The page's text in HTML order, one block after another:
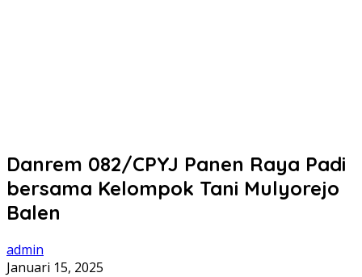
Danrem 082/CPYJ Panen Raya Padi
bersama Kelompok Tani Mulyorejo
Balen
admin
Januari 15, 2025